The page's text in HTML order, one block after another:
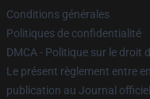
Conditions générales
Politiques de confidentialité
DMCA - Politique sur le droit
Le présent règlement entre
publication au Journal